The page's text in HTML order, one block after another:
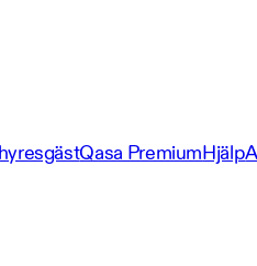
Qasa PremiumHjälp